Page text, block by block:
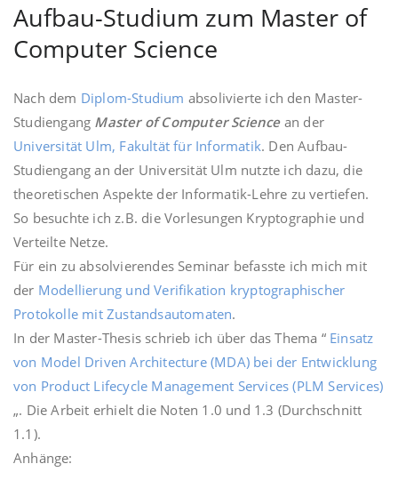
Aufbau-Studium zum Master of
Computer Science
Nach dem Diplom-Studium absolivierte ich den Master-
Studiengang Master of Computer Sciencean der
Universität Ulm, Fakultät für Informatik. Den Aufbau-
Studiengang an der Universität Ulm nutzte ich dazu, die
theoretischen Aspekte der Informatik-Lehre zu vertiefen.
So besuchte ich z.B. die Vorlesungen Kryptographie und
Verteilte Netze.
Für ein zu absolvierendes Seminar befasste ich mich mit
der Modellierung und Verifikation kryptographischer
Protokolle mit Zustandsautomaten.
In der Master-Thesis schrieb ich über das Thema “ Einsatz
von Model Driven Architecture (MDA) bei der Entwicklung
von Product Lifecycle Management Services (PLM Services)
„. Die Arbeit erhielt die Noten 1.0 und 1.3 (Durchschnitt
1.1).
Anhänge: